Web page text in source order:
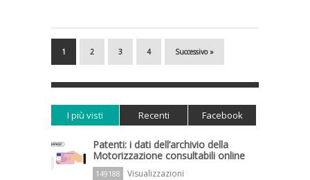
1 2 3 4 Successivo »
I più visti Recenti Facebook
Patenti: i dati dell’archivio della
Motorizzazione consultabili online
149188 Visualizzazioni